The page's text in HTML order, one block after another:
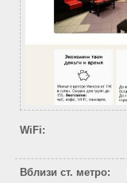
WiFi:
Вблизи ст. метро: